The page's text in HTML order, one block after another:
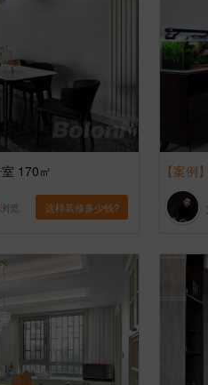
170㎡
浏览 这样装修多少钱?
【案例